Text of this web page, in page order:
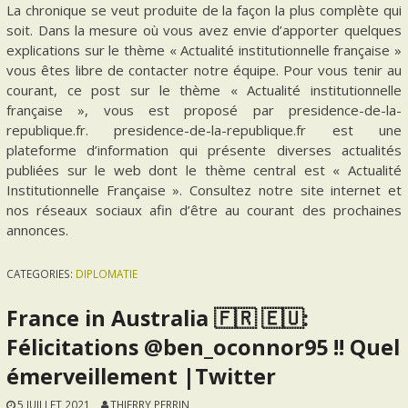
La chronique se veut produite de la façon la plus complète qui
soit. Dans la mesure où vous avez envie d’apporter quelques
explications sur le thème « Actualité institutionnelle française »
vous êtes libre de contacter notre équipe. Pour vous tenir au
courant, ce post sur le thème « Actualité institutionnelle
française », vous est proposé par presidence-de-la-
republique.fr. presidence-de-la-republique.fr est une
plateforme d’information qui présente diverses actualités
publiées sur le web dont le thème central est « Actualité
Institutionnelle Française ». Consultez notre site internet et
nos réseaux sociaux afin d’être au courant des prochaines
annonces.
CATEGORIES: DIPLOMATIE
France in Australia 🇫🇷 🇪🇺:
Félicitations @ben_oconnor95 !! Quel
émerveillement |Twitter
5 JUILLET 2021 THIERRY PERRIN